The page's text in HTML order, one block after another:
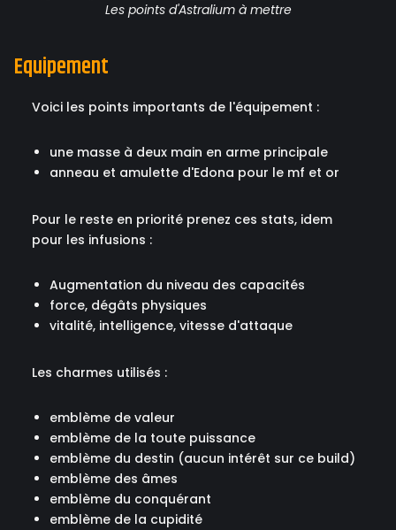
Les points d'Astralium à mettre
Equipement
Voici les points importants de l'équipement :
une masse à deux main en arme principale
anneau et amulette d'Edona pour le mf et or
Pour le reste en priorité prenez ces stats, idem
pour les infusions :
Augmentation du niveau des capacités
force, dégâts physiques
vitalité, intelligence, vitesse d'attaque
Les charmes utilisés :
emblème de valeur
emblème de la toute puissance
emblème du destin (aucun intérêt sur ce build)
emblème des âmes
emblème du conquérant
emblème de la cupidité